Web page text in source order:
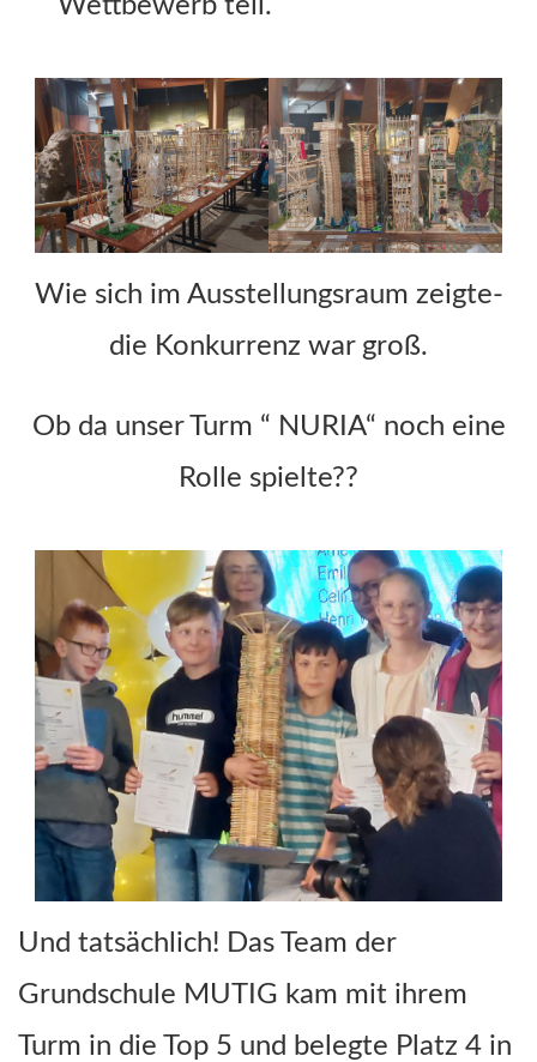
Wettbewerb teil.
Wie sich im Ausstellungsraum zeigte-
die Konkurrenz war groß.
Ob da unser Turm “ NURIA“ noch eine
Rolle spielte??
Und tatsächlich! Das Team der
Grundschule MUTIG kam mit ihrem
Turm in die Top 5 und belegte Platz 4 in